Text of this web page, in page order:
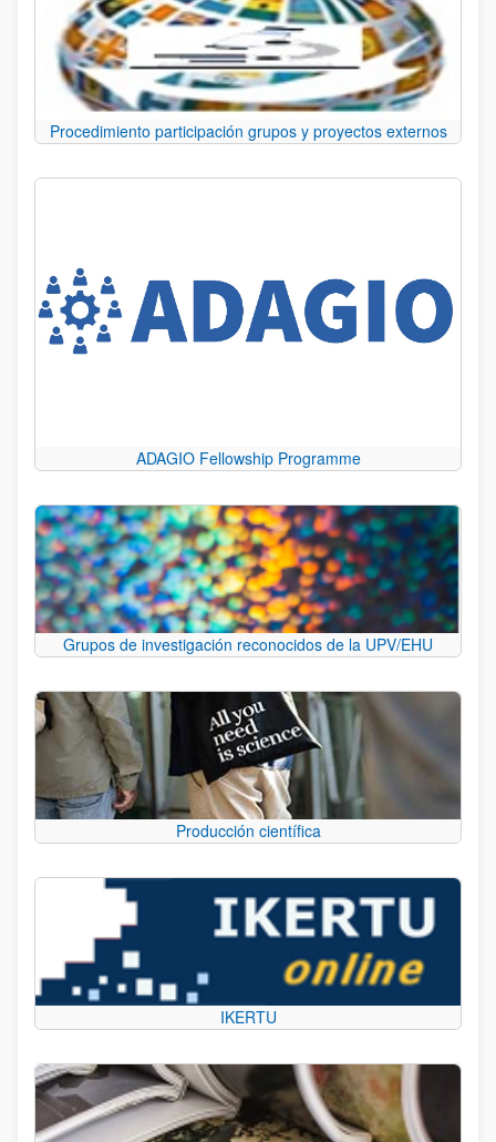
Procedimiento participación grupos y proyectos externos
ADAGIO Fellowship Programme
Grupos de investigación reconocidos de la UPV/EHU
Producción científica
IKERTU